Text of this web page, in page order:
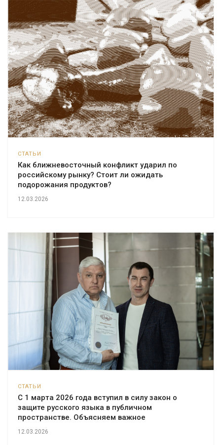
СТАТЬИ
Как ближневосточный конфликт ударил по
российскому рынку? Стоит ли ожидать
подорожания продуктов?
12.03.2026
СТАТЬИ
С 1 марта 2026 года вступил в силу закон о
защите русского языка в публичном
пространстве. Объясняем важное
12.03.2026